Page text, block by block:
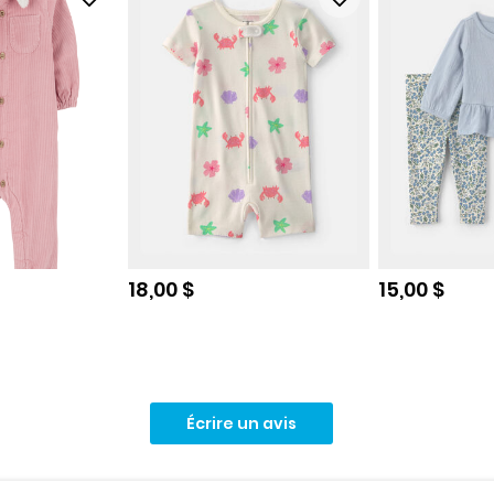
Prix de solde
18,00 $ Prix de solde
15,00 $
Écrire un avis